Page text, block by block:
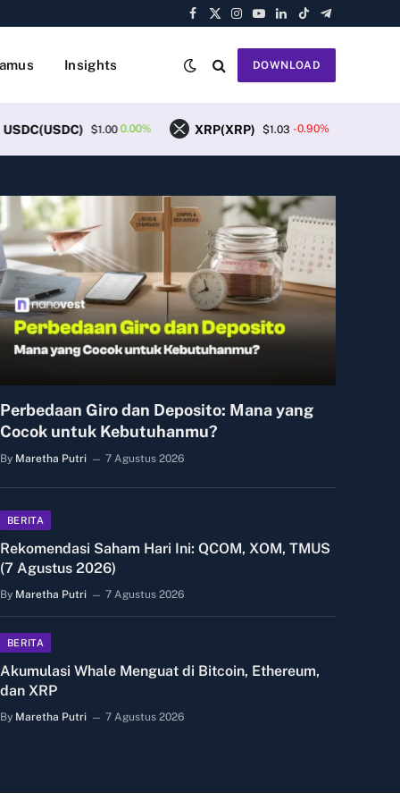
Facebook
X
Instagram
YouTube
LinkedIn
TikTokTelegram
Insights DOWNLOAD
$1.00 0.00% XRP(XRP) $1.03 -0.90% Solana(SOL)
Perbedaan Giro dan Deposito: Mana yang
Cocok untuk Kebutuhanmu?
By Maretha Putri 7 Agustus 2026
BERITA
Rekomendasi Saham Hari Ini: QCOM, XOM, TMUS
(7 Agustus 2026)
By Maretha Putri 7 Agustus 2026
BERITA
Akumulasi Whale Menguat di Bitcoin, Ethereum,
dan XRP
By Maretha Putri 7 Agustus 2026